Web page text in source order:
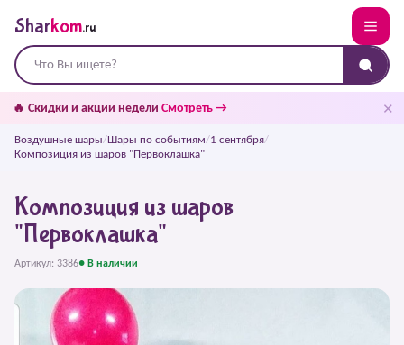
Sharkom.ru
🔥 Скидки и акции недели Смотреть → ✕
Воздушные шары/Шары по событиям/1 сентября/
Композиция из шаров "Первоклашка"
Композиция из шаров
"Первоклашка"
Артикул: 3386● В наличии